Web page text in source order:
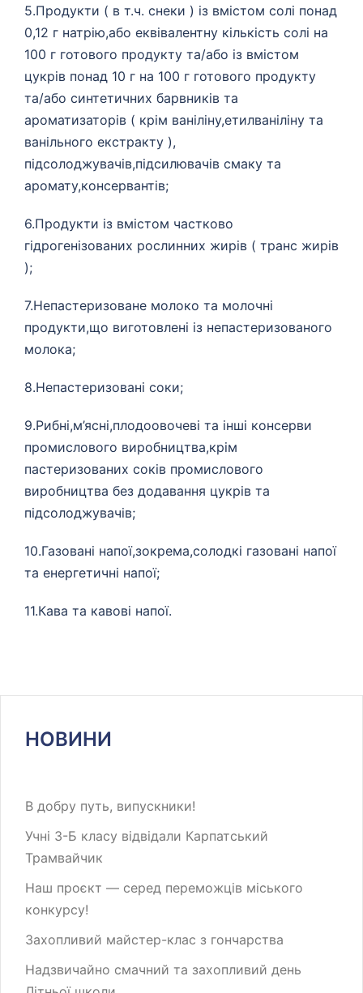
5.Продукти ( в т.ч. снеки ) із вмістом солі понад
0,12 г натрію,або еквівалентну кількість солі на
100 г готового продукту та/або із вмістом
цукрів понад 10 г на 100 г готового продукту
та/або синтетичних барвників та
ароматизаторів ( крім ваніліну,етилваніліну та
ванільного екстракту ),
підсолоджувачів,підсилювачів смаку та
аромату,консервантів;
6.Продукти із вмістом частково
гідрогенізованих рослинних жирів ( транс жирів
);
7.Непастеризоване молоко та молочні
продукти,що виготовлені із непастеризованого
молока;
8.Непастеризовані соки;
9.Рибні,м’ясні,плодоовочеві та інші консерви
промислового виробництва,крім
пастеризованих соків промислового
виробництва без додавання цукрів та
підсолоджувачів;
10.Газовані напої,зокрема,солодкі газовані напої
та енергетичні напої;
11.Кава та кавові напої.
НОВИНИ
В добру путь, випускники!
Учні 3-Б класу відвідали Карпатський
Трамвайчик
Наш проєкт — серед переможців міського
конкурсу!
Захопливий майстер-клас з гончарства
Надзвичайно смачний та захопливий день